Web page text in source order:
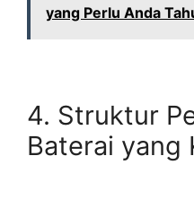
yang Perlu Anda
4. Struktur
Baterai yang